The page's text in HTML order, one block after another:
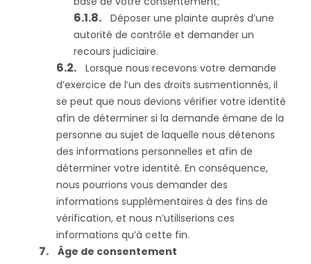
Déposer une plainte auprès d’une
autorité de contrôle et demander un
recours judiciaire.
Lorsque nous recevons votre demande
d’exercice de l’un des droits susmentionnés, il
se peut que nous devions vérifier votre identité
afin de déterminer si la demande émane de la
personne au sujet de laquelle nous détenons
des informations personnelles et afin de
déterminer votre identité. En conséquence,
nous pourrions vous demander des
informations supplémentaires à des fins de
vérification, et nous n’utiliserions ces
informations qu’à cette fin.
Âge de consentement